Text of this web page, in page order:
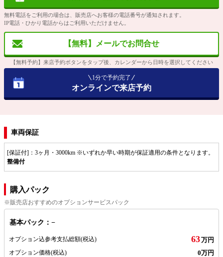
無料電話をご利用の場合は、販売店へお客様の電話番号が通知されます。
IP電話・ひかり電話からはご利用いただけません。
【無料】メールでお問合せ
【無料予約】来店予約ボタンをタップ後、カレンダーから日時を選択してください
1分で予約完了
オンラインで来店予約
車両保証
[保証付]：3ヶ月・3000km ※いずれか早い時期が保証適用の条件となります。
整備付
購入パック
※販売店おすすめのオプションサービスパック
基本パック：−
オプション込参考支払総額(税込) 63万円
オプション価格(税込) 0万円